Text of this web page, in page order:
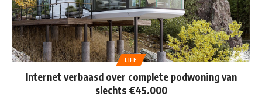
LIFE
Internet verbaasd over complete podwoning van
slechts €45.000